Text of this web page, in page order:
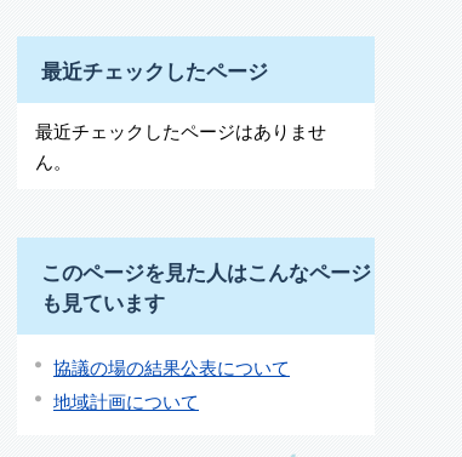
最近チェックしたページ
最近チェックしたページはありませ
ん。
このページを見た人はこんなページ
も見ています
協議の場の結果公表について
地域計画について